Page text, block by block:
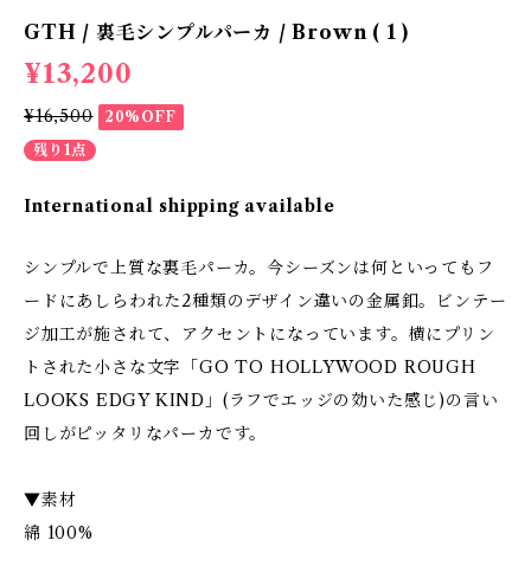
GTH / 裏毛シンプルパーカ / Brown ( 1 )
¥13,200
¥16,500
20%OFF
残り1点
International shipping available
シンプルで上質な裏毛パーカ。今シーズンは何といってもフ
ードにあしらわれた2種類のデザイン違いの金属釦。ビンテー
ジ加工が施されて、アクセントになっています。横にプリン
トされた小さな文字「GO TO HOLLYWOOD ROUGH
LOOKS EDGY KIND」(ラフでエッジの効いた感じ)の言い
回しがピッタリなパーカです。
▼素材
綿 100%